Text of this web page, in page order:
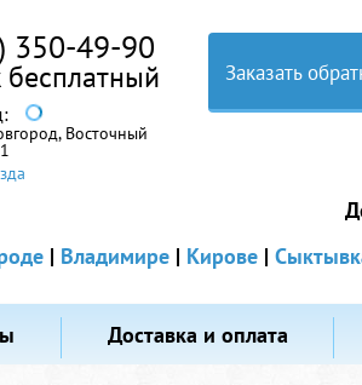
350-49-90
бесплатный
Восточный
Заказать
| Владимире| Кирове|
Доставка и оплата